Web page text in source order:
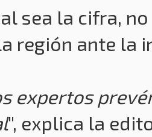
sea la cifra,
región ante la
expertos
", explica la